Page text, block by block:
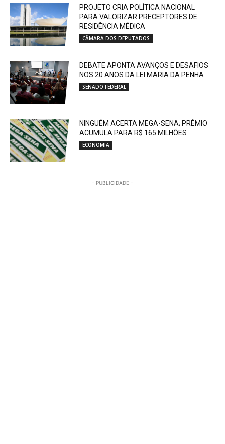
PROJETO CRIA POLÍTICA NACIONAL
PARA VALORIZAR PRECEPTORES DE
RESIDÊNCIA MÉDICA
CÂMARA DOS DEPUTADOS
DEBATE APONTA AVANÇOS E DESAFIOS
NOS 20 ANOS DA LEI MARIA DA PENHA
SENADO FEDERAL
NINGUÉM ACERTA MEGA-SENA; PRÊMIO
ACUMULA PARA R$ 165 MILHÕES
ECONOMIA
- PUBLICIDADE -